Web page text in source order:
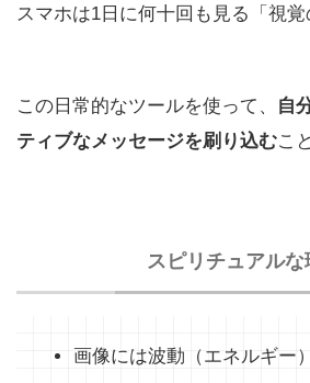
スマホは1日に何十回も見る「視覚
この日常的なツールを使って、
自
ティブなメッセージを刷り込むこ
スピリチュアルな
画像には波動（エネルギー